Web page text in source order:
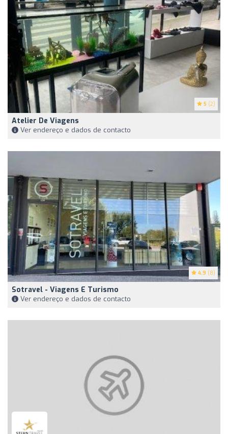
5 (2)
Atelier De Viagens
Ver endereço e dados de contacto
4.9 (8)
Sotravel - Viagens E Turismo
Ver endereço e dados de contacto